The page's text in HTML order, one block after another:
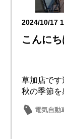
2024/10/17
こんに
こん
草加店です
秋の季節
電気自動